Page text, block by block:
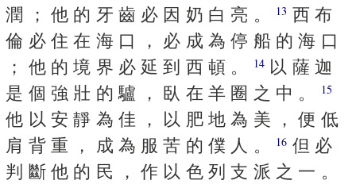
潤 ； 他 的 牙 齒 必 因 奶 白 亮 。
13 西 布
倫 必 住 在 海 口 ， 必 成 為 停 船 的 海 口
； 他 的 境 界 必 延 到 西 頓 。
14 以 薩 迦
是 個 強 壯 的 驢 ， 臥 在 羊 圈 之 中 。
15
他 以 安 靜 為 佳 ， 以 肥 地 為 美 ， 便 低
肩 背 重 ， 成 為 服 苦 的 僕 人 。
16 但 必
判 斷 他 的 民 ， 作 以 色 列 支 派 之 一 。